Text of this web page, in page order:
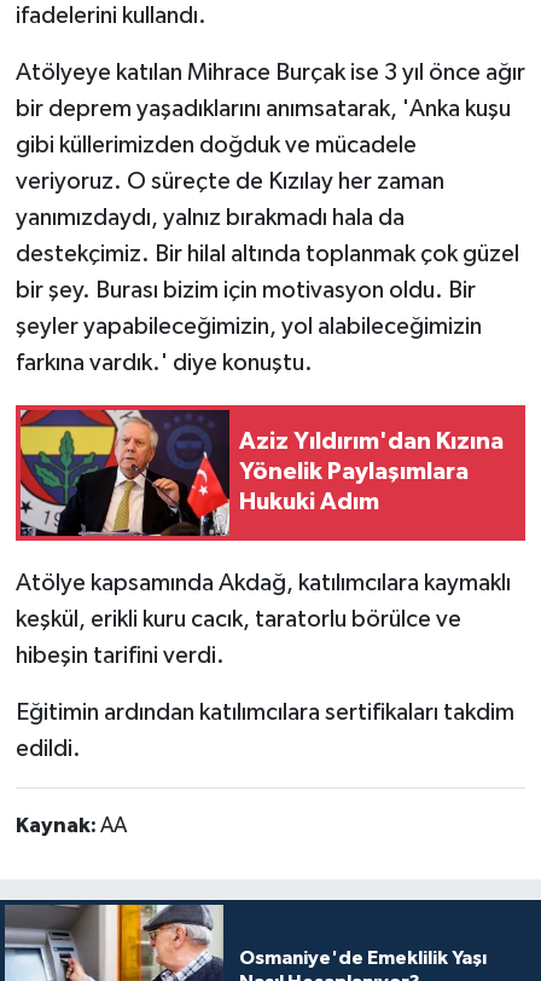
ifadelerini kullandı.
Atölyeye katılan Mihrace Burçak ise 3 yıl önce ağır
bir deprem yaşadıklarını anımsatarak, 'Anka kuşu
gibi küllerimizden doğduk ve mücadele
veriyoruz. O süreçte de Kızılay her zaman
yanımızdaydı, yalnız bırakmadı hala da
destekçimiz. Bir hilal altında toplanmak çok güzel
bir şey. Burası bizim için motivasyon oldu. Bir
şeyler yapabileceğimizin, yol alabileceğimizin
farkına vardık.' diye konuştu.
Aziz Yıldırım'dan Kızına
Yönelik Paylaşımlara
Hukuki Adım
Atölye kapsamında Akdağ, katılımcılara kaymaklı
keşkül, erikli kuru cacık, taratorlu börülce ve
hibeşin tarifini verdi.
Eğitimin ardından katılımcılara sertifikaları takdim
edildi.
Kaynak: AA
Osmaniye'de Emeklilik Yaşı